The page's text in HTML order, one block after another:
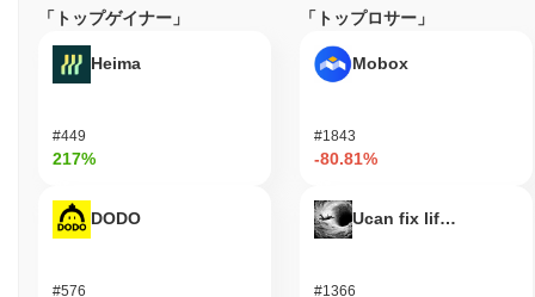
「トップゲイナー」
Heima
#449
217%
DODO
#576
「トップロサー」
Mobox
#1843
-80.81%
Ucan fix life in1day
#1366